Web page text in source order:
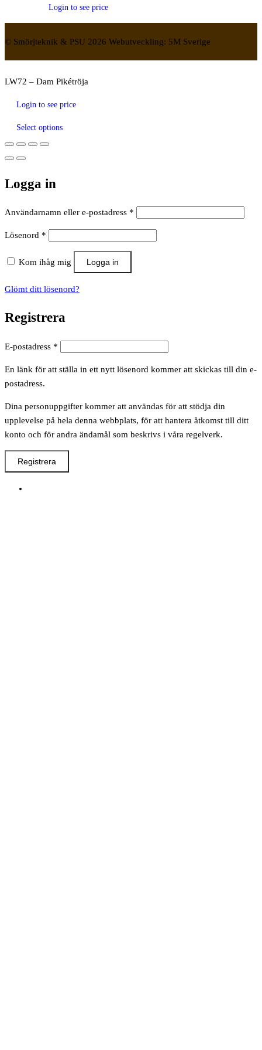
Login to see price
© Smörjteknik & PSU 2026 Webutveckling: 5M Sverige
LW72 – Dam Pikétröja
Login to see price
Select options
Logga in
Användarnamn eller e-postadress *
Lösenord *
Kom ihåg mig Logga in
Glömt ditt lösenord?
Registrera
E-postadress *
En länk för att ställa in ett nytt lösenord kommer att skickas till din e-
postadress.
Dina personuppgifter kommer att användas för att stödja din
upplevelse på hela denna webbplats, för att hantera åtkomst till ditt
konto och för andra ändamål som beskrivs i våra regelverk.
Registrera